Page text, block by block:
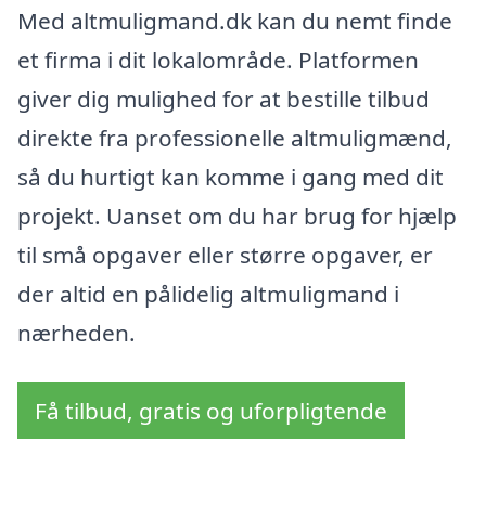
Med altmuligmand.dk kan du nemt finde
et firma i dit lokalområde. Platformen
giver dig mulighed for at bestille tilbud
direkte fra professionelle altmuligmænd,
så du hurtigt kan komme i gang med dit
projekt. Uanset om du har brug for hjælp
til små opgaver eller større opgaver, er
der altid en pålidelig altmuligmand i
nærheden.
Få tilbud, gratis og uforpligtende